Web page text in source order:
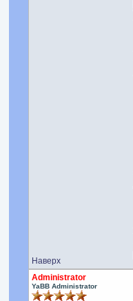
Наверх
Administrator
YaBB Administrator